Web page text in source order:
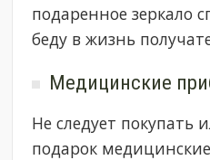
подаренное зеркало
беду в жизнь
Медицинские
Не следует покупать
подарок